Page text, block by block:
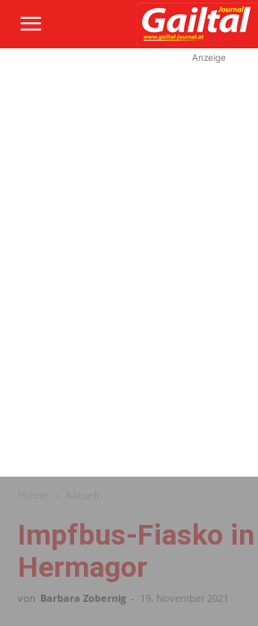
Anzeige
Impfbus-Fiasko in
Hermagor
von Barbara Zobernig - 19. November 2021